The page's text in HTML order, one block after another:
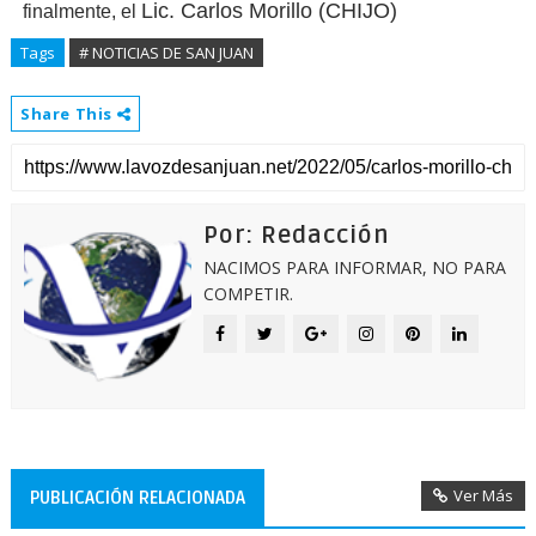
finalmente, el Lic. Carlos Morillo (CHIJO)
Tags # NOTICIAS DE SAN JUAN
Share This
Por: Redacción
NACIMOS PARA INFORMAR, NO PARA
COMPETIR.
PUBLICACIÓN RELACIONADA Ver Más